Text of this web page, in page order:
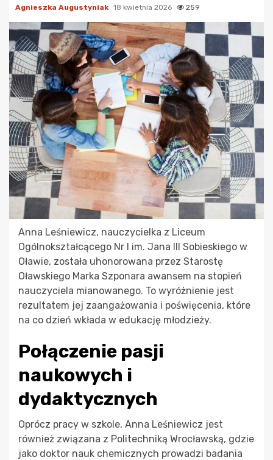
Agnieszka Augustyniak 18 kwietnia 2026 259
Anna Leśniewicz, nauczycielka z Liceum
Ogólnokształcącego Nr I im. Jana III Sobieskiego w
Oławie, została uhonorowana przez Starostę
Oławskiego Marka Szponara awansem na stopień
nauczyciela mianowanego. To wyróżnienie jest
rezultatem jej zaangażowania i poświęcenia, które
na co dzień wkłada w edukację młodzieży.
Połączenie pasji
naukowych i
dydaktycznych
Oprócz pracy w szkole, Anna Leśniewicz jest
również związana z Politechniką Wrocławską, gdzie
jako doktor nauk chemicznych prowadzi badania